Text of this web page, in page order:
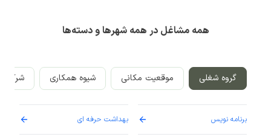
همه مشاغل در همه شهرها و دسته‌ها
گروه شغلی موقعیت مکانی شیوه همکاری
برنامه نویس بهداشت حرفه ای